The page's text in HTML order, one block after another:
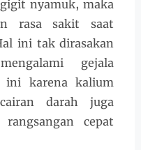
nyamuk, maka
rasa sakit saat
ini tak dirasakan
gejala
ini karena kalium
darah juga
cepat